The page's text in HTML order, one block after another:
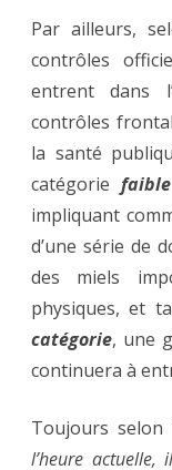
Par ailleurs,
contrôles
entrent dans
contrôles
la santé
catégorie
impliquant
d’une série de
des miels
physiques, et
catégorie, une
continuera à
Toujours selon
l’heure actuelle,